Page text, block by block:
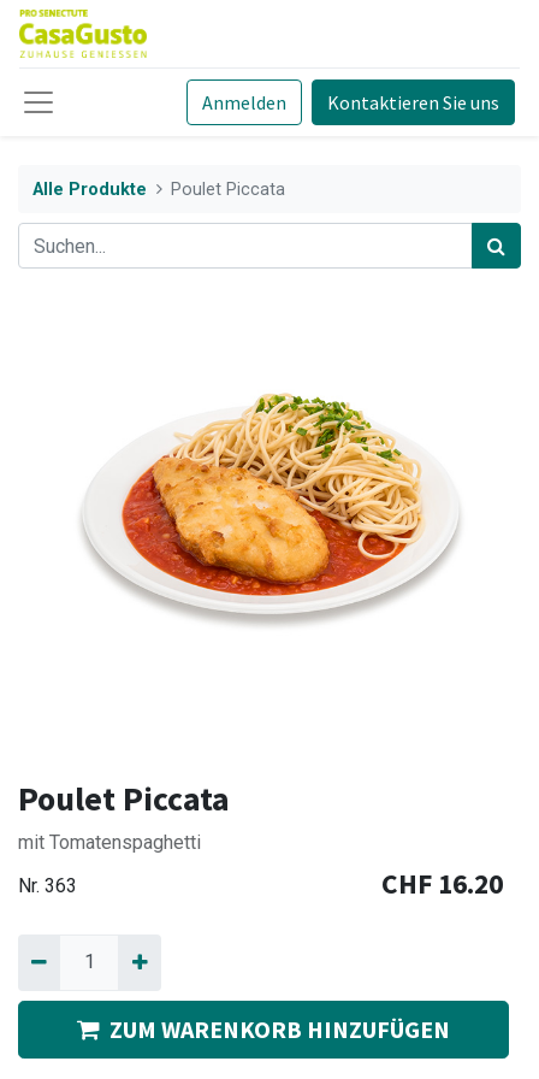
Anmelden Kontaktieren Sie uns
Alle Produkte Poulet Piccata
Poulet Piccata
mit Tomatenspaghetti
Nr. 363 CHF 16.20
ZUM WARENKORB HINZUFÜGEN